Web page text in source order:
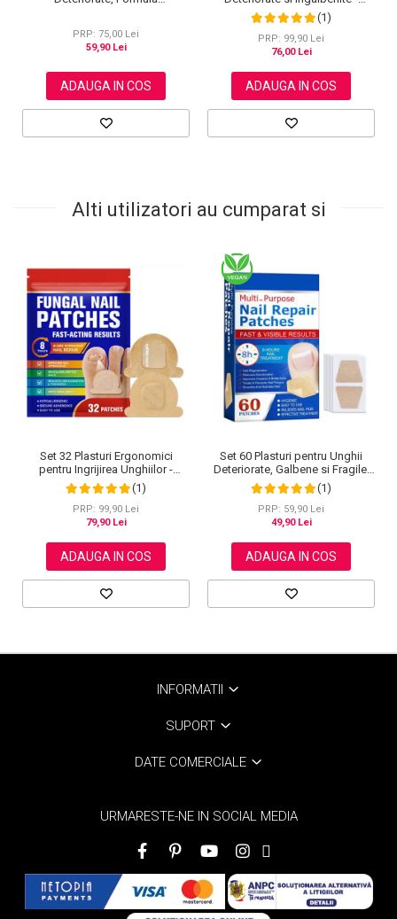
PRP: 75,00 Lei
59,90 Lei
ADAUGA IN COS
Ingrijire Nocturna si Protectie
(1)
PRP: 99,90 Lei
76,00 Lei
ADAUGA IN COS
Alti utilizatori au cumparat si
Set 32 Plasturi Ergonomici
pentru Ingrijirea Unghiilor -
Design Adaptabil si Protectie
Intensa Nocturna
(1)
PRP: 99,90 Lei
79,90 Lei
ADAUGA IN COS
Set 60 Plasturi pentru Unghii
Deteriorate, Galbene si Fragile,
cu Extract de Arbore de Ceai si
Usturoi
(1)
PRP: 59,90 Lei
49,90 Lei
ADAUGA IN COS
INFORMATII
SUPORT
DATE COMERCIALE
URMARESTE-NE IN SOCIAL MEDIA